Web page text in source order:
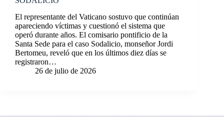
El representante del Vaticano sostuvo que continúan
apareciendo víctimas y cuestionó el sistema que
operó durante años. El comisario pontificio de la
Santa Sede para el caso Sodalicio, monseñor Jordi
Bertomeu, reveló que en los últimos diez días se
registraron…
26 de julio de 2026